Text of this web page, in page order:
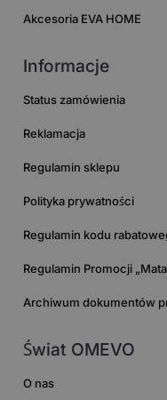
Akcesoria EVA HOME
Informacje
Status zamówienia
Reklamacja
Regulamin sklepu
Polityka prywatności
Regulamin kodu
Regulamin Promocji
Archiwum dokumentów
Świat OMEVO
O nas